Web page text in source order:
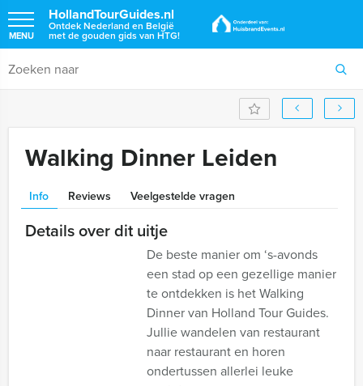
HollandTourGuides.nl
Ontdek Nederland en België
met de gouden gids van HTG!
MENU
Walking Dinner Leiden
Info Reviews Veelgestelde vragen
Details over dit uitje
De beste manier om ‘s-avonds
een stad op een gezellige manier
te ontdekken is het Walking
Dinner van Holland Tour Guides.
Jullie wandelen van restaurant
naar restaurant en horen
ondertussen allerlei leuke